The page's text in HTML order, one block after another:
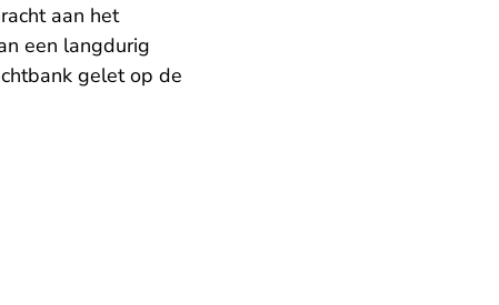
aan het
een langdurig
gelet op de